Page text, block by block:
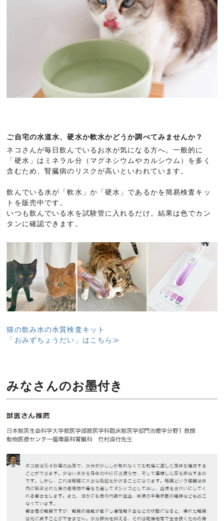
ご自宅の水道水、硬水か軟水かどうか調べてみませんか？
ネコさんが毎日飲んでいるお水が気になる方へ。一般的に
「硬水」はミネラル分（マグネシウムやカルシウム）を多く
含むため、腎臓病のリスクが高いといわれています。
飲んでいる水が「軟水」か「硬水」であるかを簡易検査キッ
トを販売中です。
いつも飲んでいる水を試験管に入れるだけ。結果は色でカン
タンに確認できます。
猫の飲み水の水質検査キット
「おみずちょうだい」はこちら≫
みなさんのお墨付き